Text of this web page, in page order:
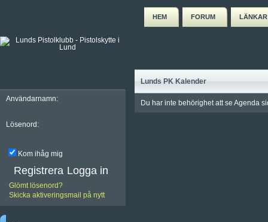
HEM FORUM LÄNKAR
Användarnamn:
Lösenord:
Kom ihåg mig
Registrera
Glömt lösenord?
Skicka aktiveringsmail på nytt
Lunds PK Kalender
Du har inte behörighet att se Agenda